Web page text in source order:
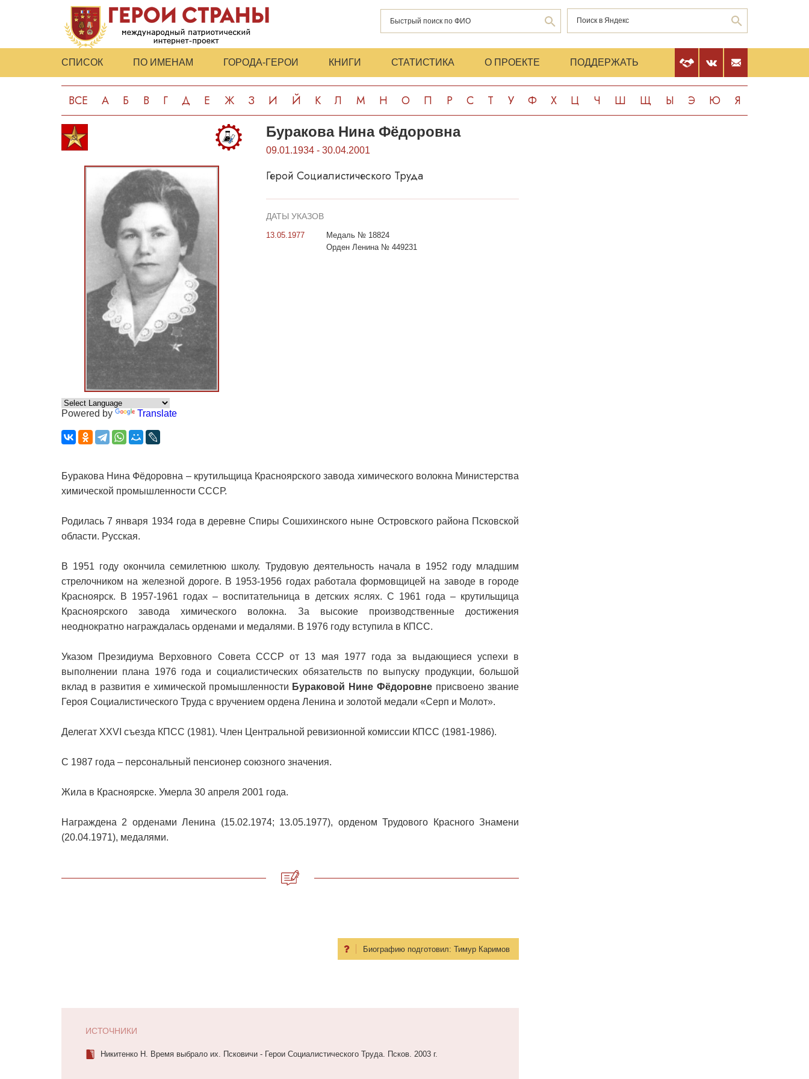
СПИСОК ПО ИМЕНАМ ГОРОДА-ГЕРОИ КНИГИ СТАТИСТИКА О ПРОЕКТЕ ПОДДЕРЖАТЬ
ВСЕ А Б В Г Д Е Ж З И Й К Л М Н О П Р С Т У Ф Х Ц Ч Ш Щ Ы Э Ю Я
Powered by Translate
Буракова Нина Фёдоровна
09.01.1934 - 30.04.2001
Герой Социалистического Труда
ДАТЫ УКАЗОВ
13.05.1977
Медаль № 18824
Орден Ленина № 449231
Буракова Нина Фёдоровна – крутильщица Красноярского завода химического волокна Министерства
химической промышленности СССР.
Родилась 7 января 1934 года в деревне Спиры Сошихинского ныне Островского района Псковской
области. Русская.
В 1951 году окончила семилетнюю школу. Трудовую деятельность начала в 1952 году младшим
стрелочником на железной дороге. В 1953-1956 годах работала формовщицей на заводе в городе
Красноярск. В 1957-1961 годах – воспитательница в детских яслях. С 1961 года – крутильщица
Красноярского завода химического волокна. За высокие производственные достижения
неоднократно награждалась орденами и медалями. В 1976 году вступила в КПСС.
Указом Президиума Верховного Совета СССР от 13 мая 1977 года за выдающиеся успехи в
выполнении плана 1976 года и социалистических обязательств по выпуску продукции, большой
вклад в развития е химической промышленности Бураковой Нине Фёдоровне присвоено звание
Героя Социалистического Труда с вручением ордена Ленина и золотой медали «Серп и Молот».
Делегат XXVI съезда КПСС (1981). Член Центральной ревизионной комиссии КПСС (1981-1986).
С 1987 года – персональный пенсионер союзного значения.
Жила в Красноярске. Умерла 30 апреля 2001 года.
Награждена 2 орденами Ленина (15.02.1974; 13.05.1977), орденом Трудового Красного Знамени
(20.04.1971), медалями.
Биографию подготовил: Тимур Каримов
ИСТОЧНИКИ
Никитенко Н. Время выбрало их. Псковичи - Герои Социалистического Труда. Псков. 2003 г.